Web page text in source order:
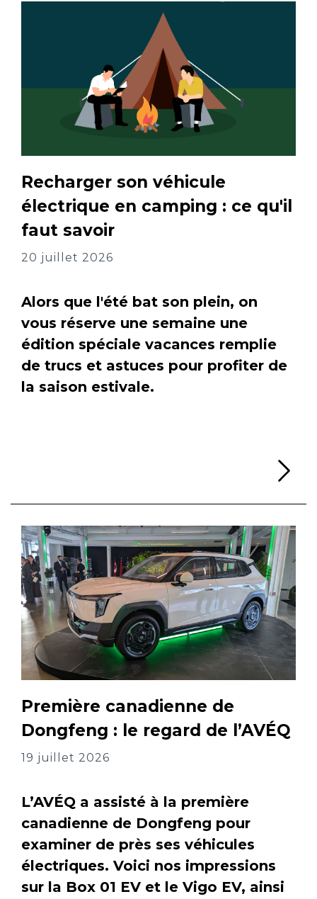
Recharger son véhicule
électrique en camping : ce qu'il
faut savoir
20 juillet 2026
Alors que l'été bat son plein, on
vous réserve une semaine une
édition spéciale vacances remplie
de trucs et astuces pour profiter de
la saison estivale.
Première canadienne de
Dongfeng : le regard de l’AVÉQ
19 juillet 2026
L’AVÉQ a assisté à la première
canadienne de Dongfeng pour
examiner de près ses véhicules
électriques. Voici nos impressions
sur la Box 01 EV et le Vigo EV, ainsi